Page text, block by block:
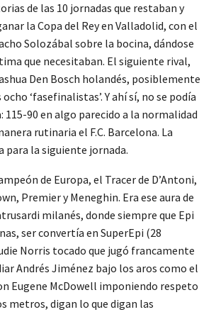
de las 10 jornadas que restaban y
la Copa del Rey en Valladolid, con el
Solozábal sobre la bocina, dándose
que necesitaban. El siguiente rival,
Den Bosch holandés, posiblemente
‘fasefinalistas’. Y ahí sí, no se podía
115-90 en algo parecido a la normalidad
rutinaria el F.C. Barcelona. La
para la siguiente jornada.
de Europa, el Tracer de D’Antoni,
Premier y Meneghin. Era ese aura de
milanés, donde siempre que Epi
ser convertía en SuperEpi (28
Norris tocado que jugó francamente
Andrés Jiménez bajo los aros como el
Eugene McDowell imponiendo respeto
metros, digan lo que digan las